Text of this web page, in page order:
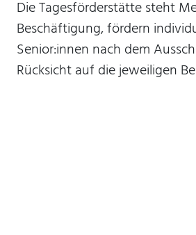
Die Tagesförderstätte steht
Beschäftigung, fördern
Senior:innen nach dem
Rücksicht auf die jeweiligen
Anbieter:
Stiftung Scheuern
Zweck:
Speichert, ob Sie der